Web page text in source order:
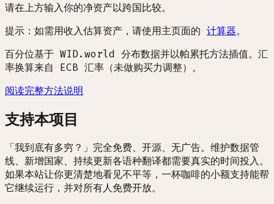
请在上方输入你的净资产以跨国比较。
提示：如需用收入估算资产，请使用主页面的 计算器。
百分位基于 WID.world 分布数据并以帕累托方法插值。汇
率换算来自 ECB 汇率（未做购买力调整）。
阅读完整方法说明
支持本项目
「我到底有多穷？」完全免费、开源、无广告。维护数据管
线、新增国家、持续更新各语种翻译都需要真实的时间投入。
如果本站让你更清楚地看见不平等，一杯咖啡的小额支持能帮
它继续运行，并对所有人免费开放。